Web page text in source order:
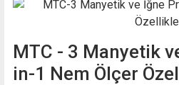
MTC - 3 Manyetik
in-1 Nem Ölçer